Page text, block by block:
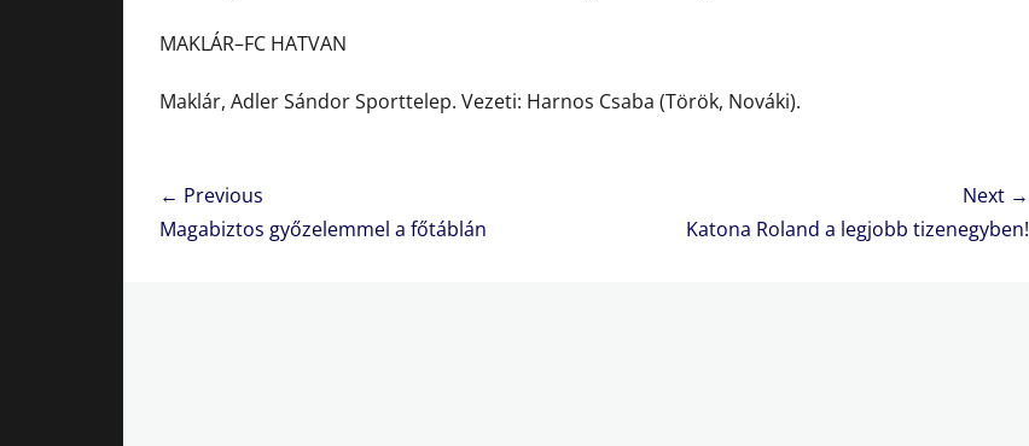
MAKLÁR–FC HATVAN
Maklár, Adler Sándor Sporttelep. Vezeti: Harnos Csaba (Török, Nováki).
Bejegyzés
navigáció
← Previous
Previous
Magabiztos győzelemmel a főtáblán
Next →
Katona Roland a legjobb tizenegyben!